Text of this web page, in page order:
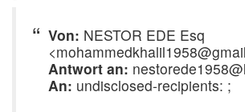
Von: NESTOR EDE Esq
Antwort an:
An: undisclosed-recipients: ;